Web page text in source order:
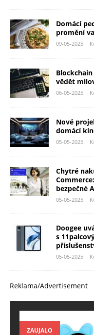
Domácí
promění
09-05-2025
vědět
06-05-2025
Nové
domácí
05-05-2025
Chytré
bezpečné
05-05-2025
Doogee
s
05-05-2025
Reklama/Advertisement
ZAUJALO